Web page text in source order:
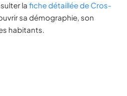
la fiche détaillée de Cros-
sa démographie, son
habitants.